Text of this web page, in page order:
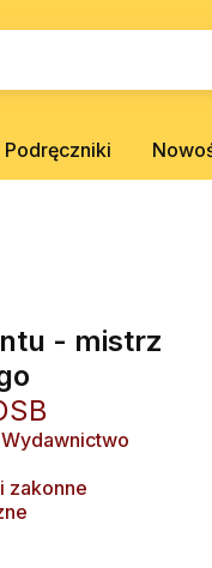
Podręczniki
- mistrz
zakonne